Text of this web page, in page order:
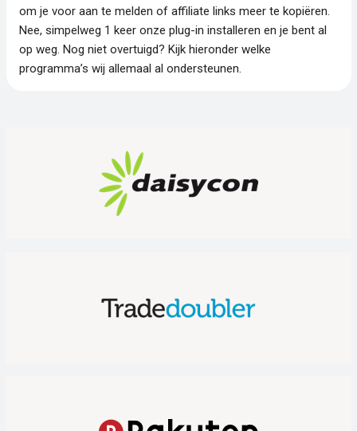
om je voor aan te melden of affiliate links meer te kopiëren.
Nee, simpelweg 1 keer onze plug-in installeren en je bent al
op weg. Nog niet overtuigd? Kijk hieronder welke
programma’s wij allemaal al ondersteunen.